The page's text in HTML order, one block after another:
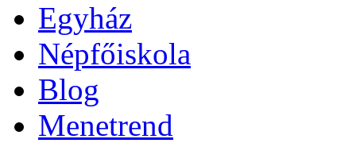
Egyház
Népfőiskola
Blog
Menetrend